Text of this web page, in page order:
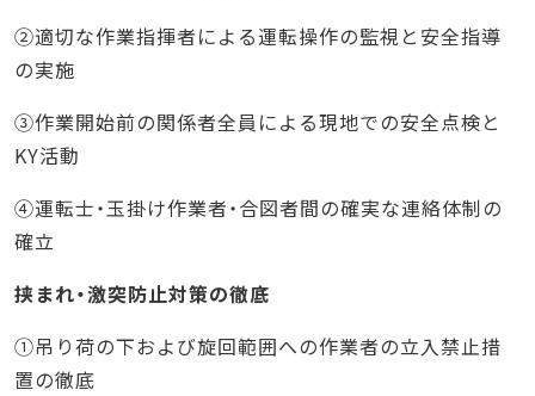
②適切な作業指揮者による運転操作の監視と安全指導
の実施
③作業開始前の関係者全員による現地での安全点検と
KY活動
④運転士・玉掛け作業者・合図者間の確実な連絡体制の
確立
挟まれ・激突防止対策の徹底
①吊り荷の下および旋回範囲への作業者の立入禁止措
置の徹底